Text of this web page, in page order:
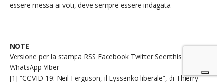
essere messa ai voti, deve sempre essere indagata.
NOTE
Versione per la stampa RSS Facebook Twitter Seenthis
WhatsApp Viber
[1] “COVID-19: Neil Ferguson, il Lyssenko liberale”, di Thierry